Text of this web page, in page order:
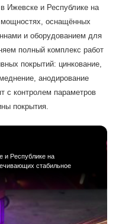
Ижевске и Республике на
мощностях, оснащённых
и оборудованием для
полный комплекс работ
покрытий: цинкование,
анодирование
с контролем параметров
покрытия.
и Республике на
стабильное